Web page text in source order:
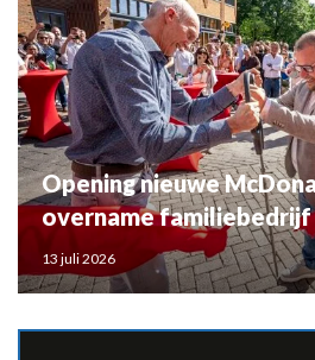
Opening nieuwe
overname familiebedrijf
13 juli 2026